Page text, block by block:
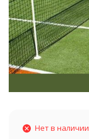
Нет в наличии